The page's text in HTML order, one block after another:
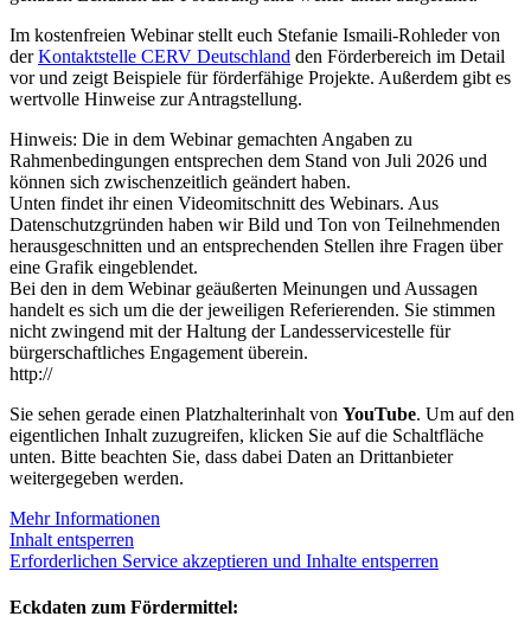
Im kostenfreien Webinar stellt euch Stefanie Ismaili-Rohleder von
derKontaktstelle CERV Deutschland den Förderbereich im Detail
vor und zeigt Beispiele für förderfähige Projekte. Außerdem gibt es
wertvolle Hinweise zur Antragstellung.
Hinweis: Die in dem Webinar gemachten Angaben zu
Rahmenbedingungen entsprechen dem Stand von Juli 2026 und
können sich zwischenzeitlich geändert haben.
Unten findet ihr einen Videomitschnitt des Webinars. Aus
Datenschutzgründen haben wir Bild und Ton von Teilnehmenden
herausgeschnitten und an entsprechenden Stellen ihre Fragen über
eine Grafik eingeblendet.
Bei den in dem Webinar geäußerten Meinungen und Aussagen
handelt es sich um die der jeweiligen Referierenden. Sie stimmen
nicht zwingend mit der Haltung der Landesservicestelle für
bürgerschaftliches Engagement überein.
http://
Sie sehen gerade einen Platzhalterinhalt von YouTube. Um auf den
eigentlichen Inhalt zuzugreifen, klicken Sie auf die Schaltfläche
unten. Bitte beachten Sie, dass dabei Daten an Drittanbieter
weitergegeben werden.
Mehr Informationen
Inhalt entsperren
Erforderlichen Service akzeptieren und Inhalte entsperren
Eckdaten zum Fördermittel: